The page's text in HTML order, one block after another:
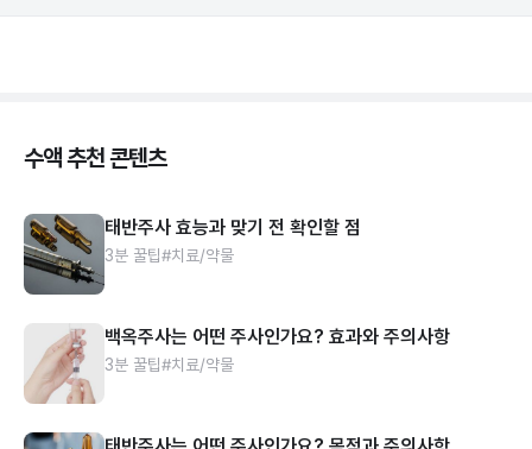
수액 추천 콘텐츠
태반주사 효능과 맞기 전 확인할 점
3분 꿀팁#치료/약물
백옥주사는 어떤 주사인가요? 효과와 주의사항
3분 꿀팁#치료/약물